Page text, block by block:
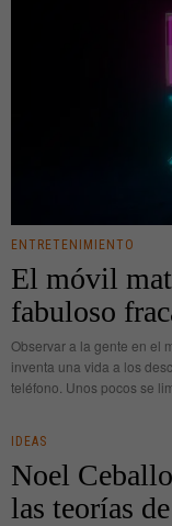
ENTRETENIMIENTO
El móvil
fabuloso
Observar a la gente en el
inventa una vida a los
teléfono. Unos pocos se
IDEAS
Noel
las teorías